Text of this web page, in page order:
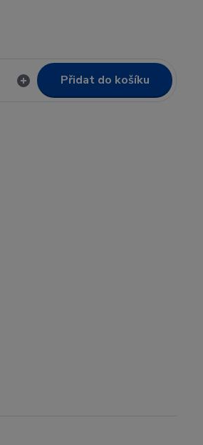
Přidat do košíku